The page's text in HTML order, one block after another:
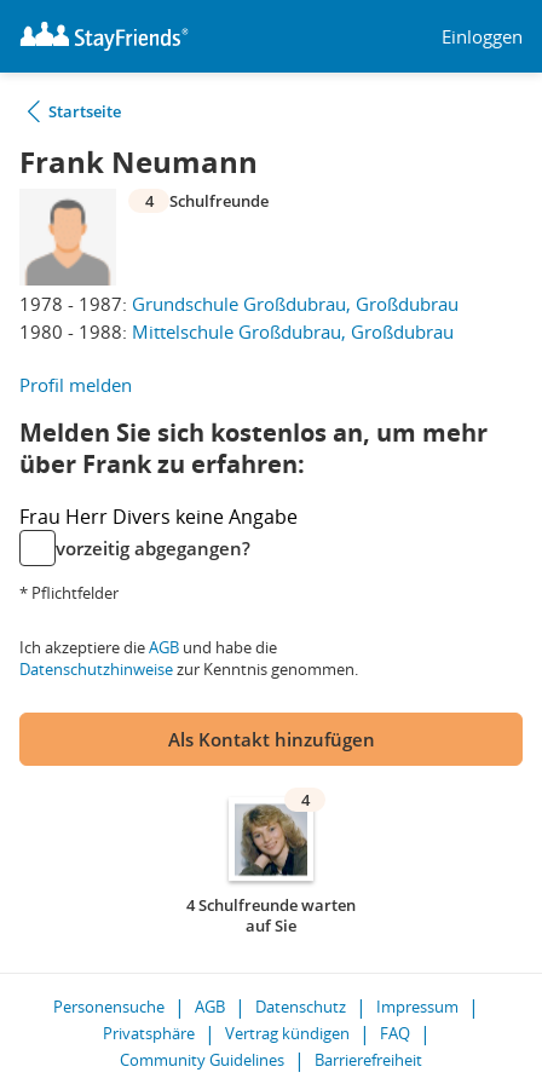
Einloggen
Startseite
Frank Neumann
1978 - 1987: Grundschule Großdubrau, Großdubrau
1980 - 1988: Mittelschule Großdubrau, Großdubrau
4 Schulfreunde
Profil melden
Melden Sie sich kostenlos an, um mehr
über Frank zu erfahren:
Frau Herr Divers keine Angabe
vorzeitig abgegangen?
* Pflichtfelder
Ich akzeptiere dieAGB und habe die
Datenschutzhinweisezur Kenntnis genommen.
Als Kontakt hinzufügen
4
4 Schulfreunde warten
auf Sie
Personensuche AGB Datenschutz
Impressum
Privatsphäre
Vertrag kündigen
FAQ
Community Guidelines
Barrierefreiheit